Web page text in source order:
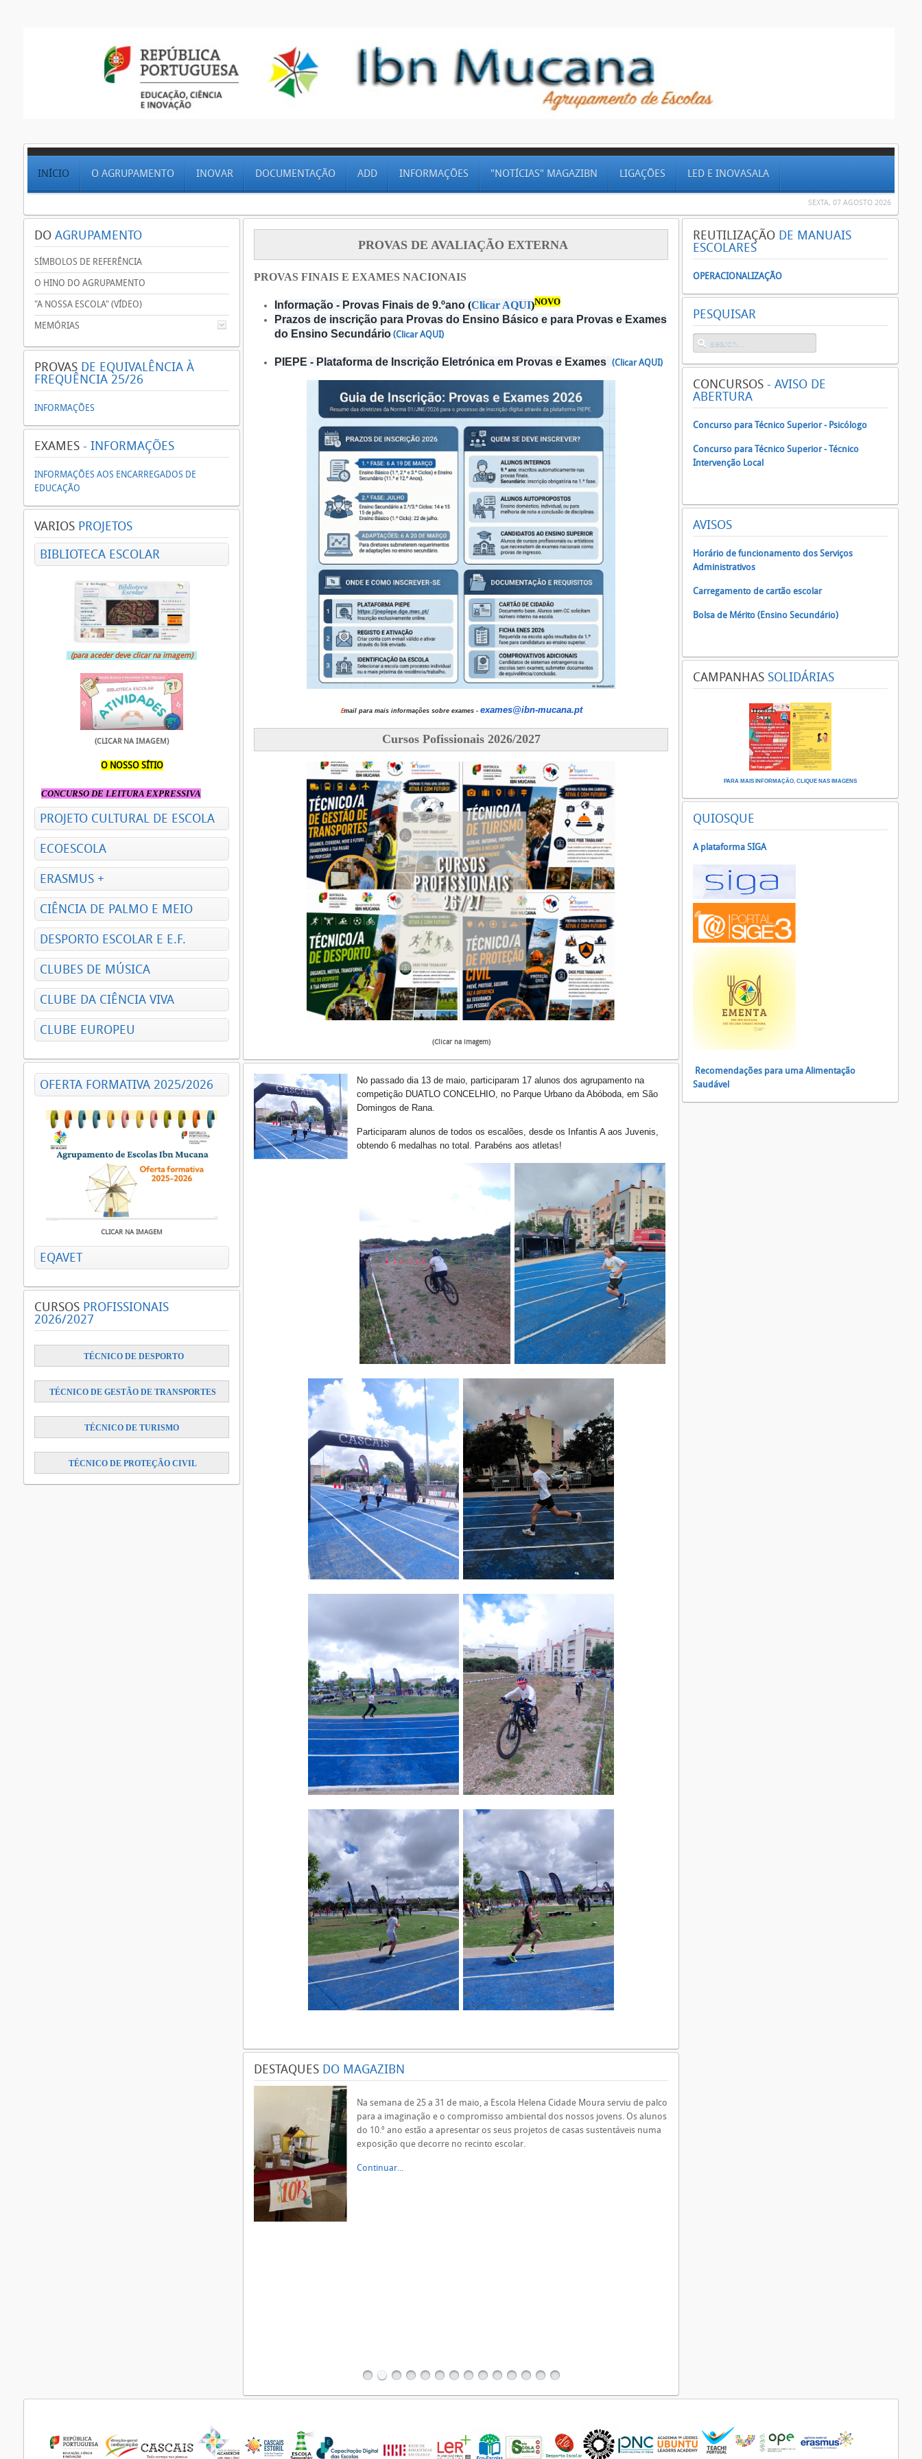
INÍCIO O AGRUPAMENTO INOVAR DOCUMENTAÇÃO ADD INFORMAÇÕES "NOTÍCIAS" MAGAZIBN LIGAÇÕES LED E INOVASALA
SEXTA, 07 AGOSTO 2026
PROVAS DE AVALIAÇÃO EXTERNA
PROVAS FINAIS E EXAMES NACIONAIS
Informação - Provas Finais de 9.ºano (Clicar AQUI)NOVO
Prazos de inscrição para Provas do Ensino Básico e para Provas e Exames
do Ensino Secundário (Clicar AQUI)
PIEPE - Plataforma de Inscrição Eletrónica em Provas e Exames (Clicar AQUI)
Email para mais informações sobre exames - exames@ibn-mucana.pt
Cursos Pofissionais 2026/2027
(Clicar na imagem)
No passado dia 13 de maio, participaram 17 alunos dos agrupamento na
competição DUATLO CONCELHIO, no Parque Urbano da Abóboda, em São
Domingos de Rana.
Participaram alunos de todos os escalões, desde os Infantis A aos Juvenis,
obtendo 6 medalhas no total. Parabéns aos atletas!
DESTAQUES DO MAGAZIBN
Na semana de 25 a 31 de maio, a Escola Helena Cidade Moura serviu de palco
para a imaginação e o compromisso ambiental dos nossos jovens. Os alunos
do 10.º ano estão a apresentar os seus projetos de casas sustentáveis numa
exposição que decorre no recinto escolar.
Continuar...
DO AGRUPAMENTO
SÍMBOLOS DE REFERÊNCIA
O HINO DO AGRUPAMENTO
"A NOSSA ESCOLA" (VÍDEO)
MEMÓRIAS
PROVAS DE EQUIVALÊNCIA À
FREQUÊNCIA 25/26
INFORMAÇÕES
EXAMES - INFORMAÇÕES
INFORMAÇÕES AOS ENCARREGADOS DE
EDUCAÇÃO
VARIOS PROJETOS
BIBLIOTECA ESCOLAR
(para aceder deve clicar na imagem)
(CLICAR NA IMAGEM)
O NOSSO SÍTIO
CONCURSO DE LEITURA EXPRESSIVA
PROJETO CULTURAL DE ESCOLA
ECOESCOLA
ERASMUS +
CIÊNCIA DE PALMO E MEIO
DESPORTO ESCOLAR E E.F.
CLUBES DE MÚSICA
CLUBE DA CIÊNCIA VIVA
CLUBE EUROPEU
OFERTA FORMATIVA 2025/2026
CLICAR NA IMAGEM
EQAVET
CURSOS PROFISSIONAIS
2026/2027
TÉCNICO DE DESPORTO
TÉCNICO DE GESTÃO DE TRANSPORTES
TÉCNICO DE TURISMO
TÉCNICO DE PROTEÇÃO CIVIL
REUTILIZAÇÃO DE MANUAIS
ESCOLARES
OPERACIONALIZAÇÃO
PESQUISAR
CONCURSOS - AVISO DE
ABERTURA
Concurso para Técnico Superior - Psicólogo
Concurso para Técnico Superior - Técnico
Intervenção Local
AVISOS
Horário de funcionamento dos Serviços
Administrativos
Carregamento de cartão escolar
Bolsa de Mérito (Ensino Secundário)
CAMPANHAS SOLIDÁRIAS
PARA MAIS INFORMAÇÃO, CLIQUE NAS IMAGENS
QUIOSQUE
A plataforma SIGA
Recomendações para uma Alimentação
Saudável